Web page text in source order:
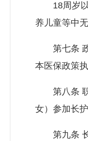
18周岁以
养儿童等中
第七条 政
本医保政策执
第八条 职
女）参加长
第九条 长